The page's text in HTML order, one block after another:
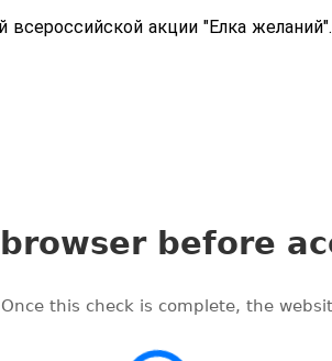
всероссийской акции "Елка желаний".